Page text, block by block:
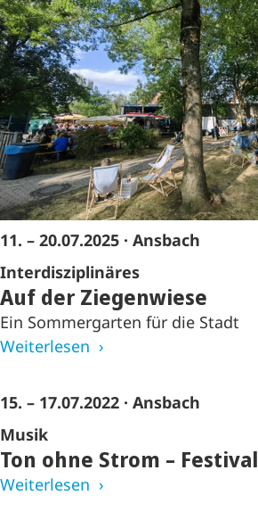
11. – 20.07.2025 · Ansbach
Interdisziplinäres
Auf der Ziegenwiese
Ein Sommergarten für die Stadt
Weiterlesen
15. – 17.07.2022 · Ansbach
Musik
Ton ohne Strom – Festival
Weiterlesen